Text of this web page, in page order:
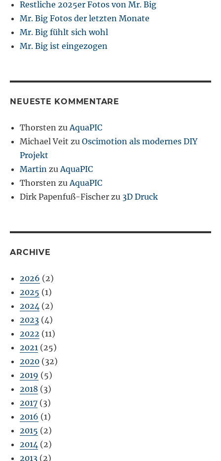
Restliche 2025er Fotos von Mr. Big
Mr. Big Fotos der letzten Monate
Mr. Big fühlt sich wohl
Mr. Big ist eingezogen
NEUESTE KOMMENTARE
Thorsten zu AquaPIC
Michael Veit zuOscimotion als modernes DIY
Projekt
Martin zu AquaPIC
Thorsten zu AquaPIC
Dirk Papenfuß-Fischer zu 3D Druck
ARCHIVE
2026 (2)
2025 (1)
2024 (2)
2023 (4)
2022 (11)
2021 (25)
2020 (32)
2019 (5)
2018 (3)
2017 (3)
2016 (1)
2015 (2)
2014 (2)
2013 (2)